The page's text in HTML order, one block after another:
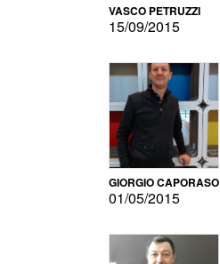
VASCO PETRUZZI
15/09/2015
GIORGIO CAPORASO
01/05/2015